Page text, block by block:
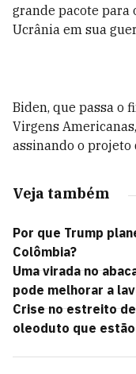
grande pacote para
Ucrânia em sua
Biden, que passa o
Virgens
assinando o projeto
Veja também
Por que Trump
Colômbia?
Uma virada no
pode melhorar a
Crise no estreito
oleoduto que